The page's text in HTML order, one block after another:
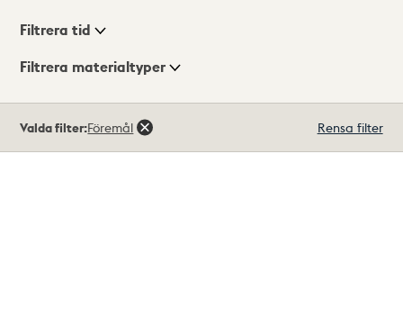
Visningsläge
Filtrera tid
Filtrera materialtyper
träffar
Valda filter:Föremål Rensa filter